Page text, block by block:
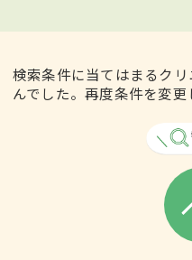
検索条件に当てはまるク
んでした。再度条件を変更